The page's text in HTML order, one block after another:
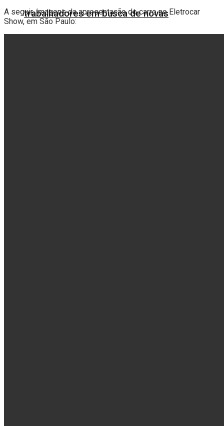
trabalhadores em busca de novas
A seguir, imagens da apresentação do carro no Eletrocar
Show, em São Paulo: